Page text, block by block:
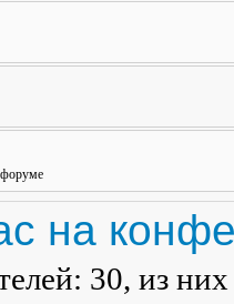
форуме
на
30, из